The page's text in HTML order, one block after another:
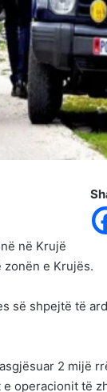
në Krujë
e Krujës.
së shpejtë të
2 mijë
operacionit të